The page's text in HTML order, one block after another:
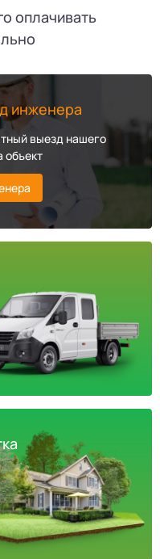
оплачивать
инженера
выезд нашего
объект